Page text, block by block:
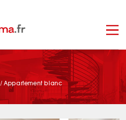
manage_search
/Appartement blanc